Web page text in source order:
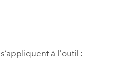
à l'outil :